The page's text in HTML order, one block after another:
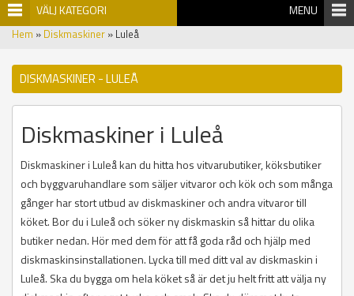
VÄLJ KATEGORI MENU
Hem » Diskmaskiner » Luleå
DISKMASKINER - LULEÅ
Diskmaskiner i Luleå
Diskmaskiner i Luleå kan du hitta hos vitvarubutiker, köksbutiker
och byggvaruhandlare som säljer vitvaror och kök och som många
gånger har stort utbud av diskmaskiner och andra vitvaror till
köket. Bor du i Luleå och söker ny diskmaskin så hittar du olika
butiker nedan. Hör med dem för att få goda råd och hjälp med
diskmaskinsinstallationen. Lycka till med ditt val av diskmaskin i
Luleå. Ska du bygga om hela köket så är det ju helt fritt att välja ny